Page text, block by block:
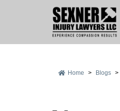
Home > Blogs >